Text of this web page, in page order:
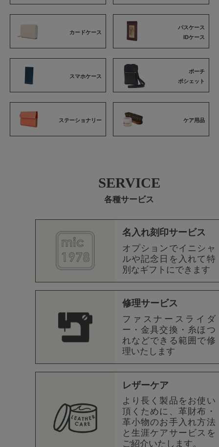
カードケース
パスケース
IDケース
スマホケース
ポーチ
ポシェット
ステーショナリー ケア用品
SERVICE
各種サービス
名入れ刻印サービス
オプションでイニシャ
ルや記念日を入れて特
別なギフトにできます
修理サービス
ファスナースライダ
ー・金具交換・糸ほつ
れなどできる範囲で修
理いたします
レザーケア
より長く製品をお使い
頂くために、革財布・
革小物のお手入れ方法
と生涯ケアサービスを
ご紹介いたします。